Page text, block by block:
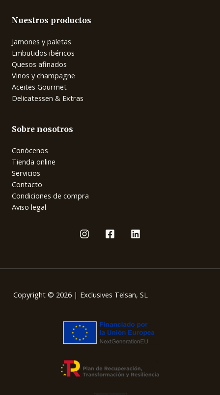
Nuestros productos
Jamones y paletas
Embutidos ibéricos
Quesos afinados
Vinos y champagne
Aceites Gourmet
Delicatessen & Extras
Sobre nosotros
Conócenos
Tienda online
Servicios
Contacto
Condiciones de compra
Aviso legal
Copyright © 2026 | Exclusives Telsan, SL